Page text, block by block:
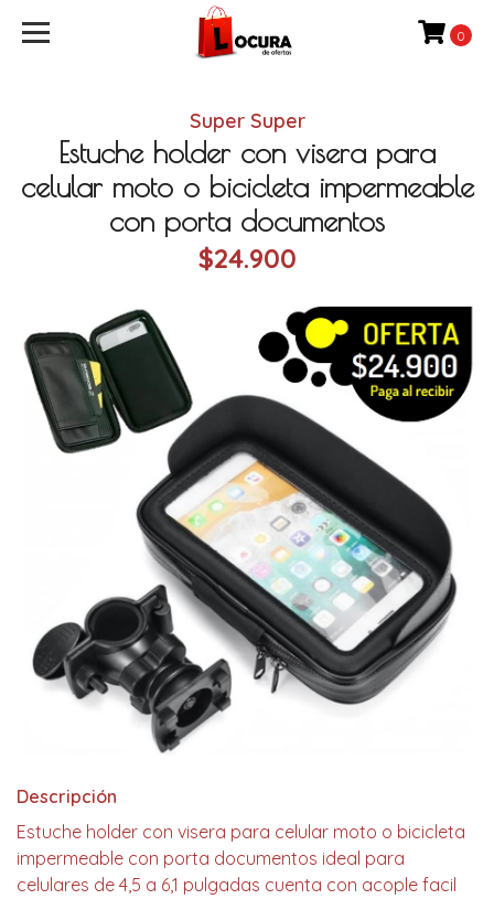
0
Super Super
Estuche holder con visera para
celular moto o bicicleta impermeable
con porta documentos
$24.900
Descripción
Estuche holder con visera para celular moto o bicicleta
impermeable con porta documentos ideal para
celulares de 4,5 a 6,1 pulgadas cuenta con acople facil